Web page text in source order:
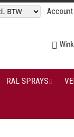
Account
RAL SPRAYS